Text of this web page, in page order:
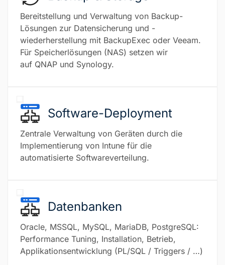
Bereitstellung und Verwaltung von Backup-
Lösungen zur Datensicherung und -
wiederherstellung mit BackupExec oder Veeam.
Für Speicherlösungen (NAS) setzen wir
auf QNAP und Synology.
Software-Deployment
Zentrale Verwaltung von Geräten durch die
Implementierung von Intune für die
automatisierte Softwareverteilung.
Datenbanken
Oracle, MSSQL, MySQL, MariaDB, PostgreSQL:
Performance Tuning, Installation, Betrieb,
Applikationsentwicklung (PL/SQL / Triggers / …)